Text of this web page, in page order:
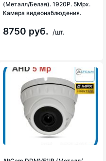
(Металл/Белая). 1920P. 5Mpx.
Камера видеонаблюдения.
8750 руб. /шт.